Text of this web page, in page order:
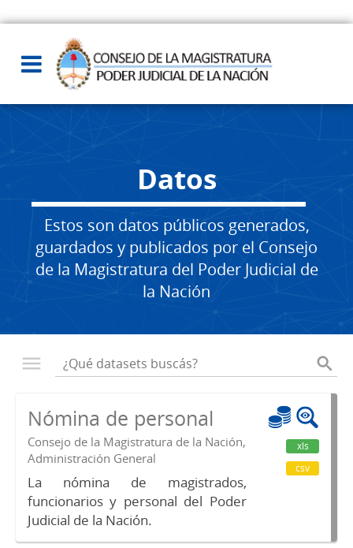
Datos
Estos son datos públicos generados,
guardados y publicados por el Consejo
de la Magistratura del Poder Judicial de
la Nación
Nómina de personal
Consejo de la Magistratura de la Nación,
Administración General
La nómina de magistrados,
funcionarios y personal del Poder
Judicial de la Nación.
xls
csv